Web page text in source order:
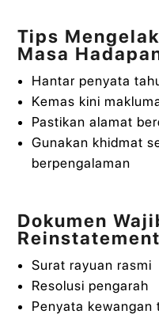
Tips
Masa
Hantar penyata
Kemas kini
Pastikan alamat
Gunakan khidmat
berpengalaman
Dokumen
Surat rayuan rasmi
Resolusi pengarah
Penyata kewangan